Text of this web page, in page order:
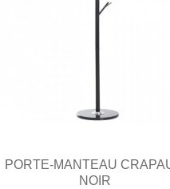
PORTE-MANTEAU
NOIR
Favori